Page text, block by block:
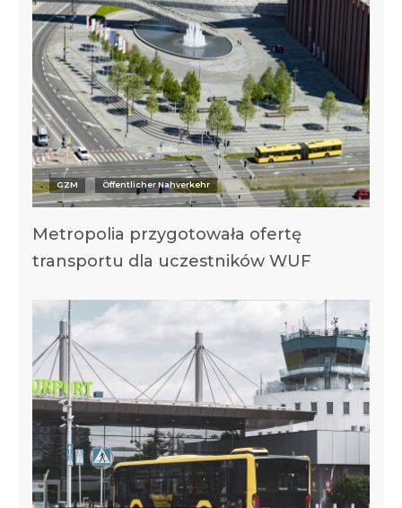
GZM Öffentlicher Nahverkehr
Metropolia przygotowała ofertę
transportu dla uczestników WUF